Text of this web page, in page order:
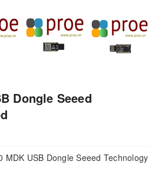
Dongle Seeed
MDK USB Dongle Seeed Technology